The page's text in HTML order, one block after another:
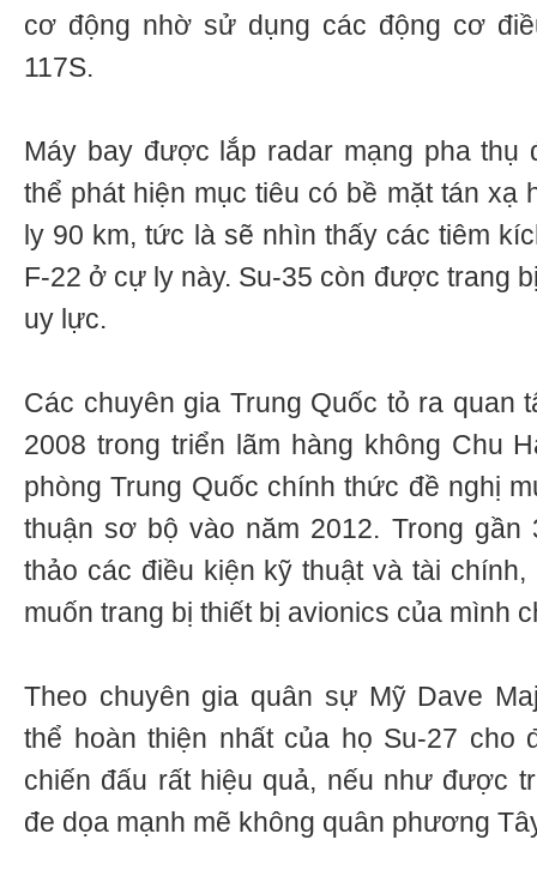
cơ động nhờ sử dụng các động cơ
117S.
Máy bay được lắp radar mạng pha thụ
thể phát hiện mục tiêu có bề mặt tán xạ
ly 90 km, tức là sẽ nhìn thấy các tiêm
F-22 ở cự ly này. Su-35 còn được trang
uy lực.
Các chuyên gia Trung Quốc tỏ ra quan
2008 trong triển lãm hàng không Chu
phòng Trung Quốc chính thức đề nghị
thuận sơ bộ vào năm 2012. Trong gần
thảo các điều kiện kỹ thuật và tài
muốn trang bị thiết bị avionics của mình
Theo chuyên gia quân sự Mỹ Dave
thể hoàn thiện nhất của họ Su-27 cho
chiến đấu rất hiệu quả, nếu như được
đe dọa mạnh mẽ không quân phương